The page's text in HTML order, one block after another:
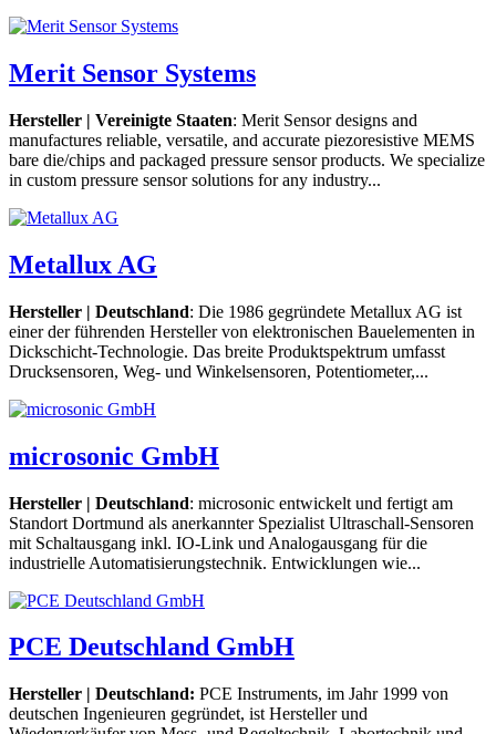
Merit Sensor Systems
Hersteller | Vereinigte Staaten: Merit Sensor designs and
manufactures reliable, versatile, and accurate piezoresistive MEMS
bare die/chips and packaged pressure sensor products. We specialize
in custom pressure sensor solutions for any industry...
Metallux AG
Hersteller | Deutschland: Die 1986 gegründete Metallux AG ist
einer der führenden Hersteller von elektronischen Bauelementen in
Dickschicht-Technologie. Das breite Produktspektrum umfasst
Drucksensoren, Weg- und Winkelsensoren, Potentiometer,...
microsonic GmbH
Hersteller | Deutschland: microsonic entwickelt und fertigt am
Standort Dortmund als anerkannter Spezialist Ultraschall-Sensoren
mit Schaltausgang inkl. IO-Link und Analogausgang für die
industrielle Automatisierungstechnik. Entwicklungen wie...
PCE Deutschland GmbH
Hersteller | Deutschland: PCE Instruments, im Jahr 1999 von
deutschen Ingenieuren gegründet, ist Hersteller und